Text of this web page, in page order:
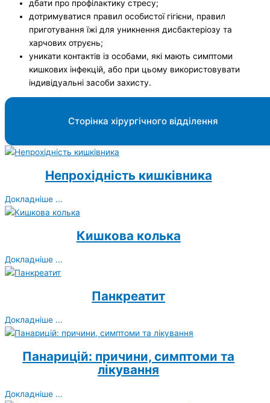
дбати про профілактику стресу;
дотримуватися правил особистої гігієни, правил
приготування їжі для уникнення дисбактеріозу та
харчових отруєнь;
уникати контактів із особами, які мають симптоми
кишкових інфекцій, або при цьому використовувати
індивідуальні засоби захисту.
Сторінка хірургічного відділення
Непрохідність кишківника
Докладніше ...
Кишкова колька
Докладніше ...
Панкреатит
Докладніше ...
Панарицій: причини, симптоми та
лікування
Докладніше ...